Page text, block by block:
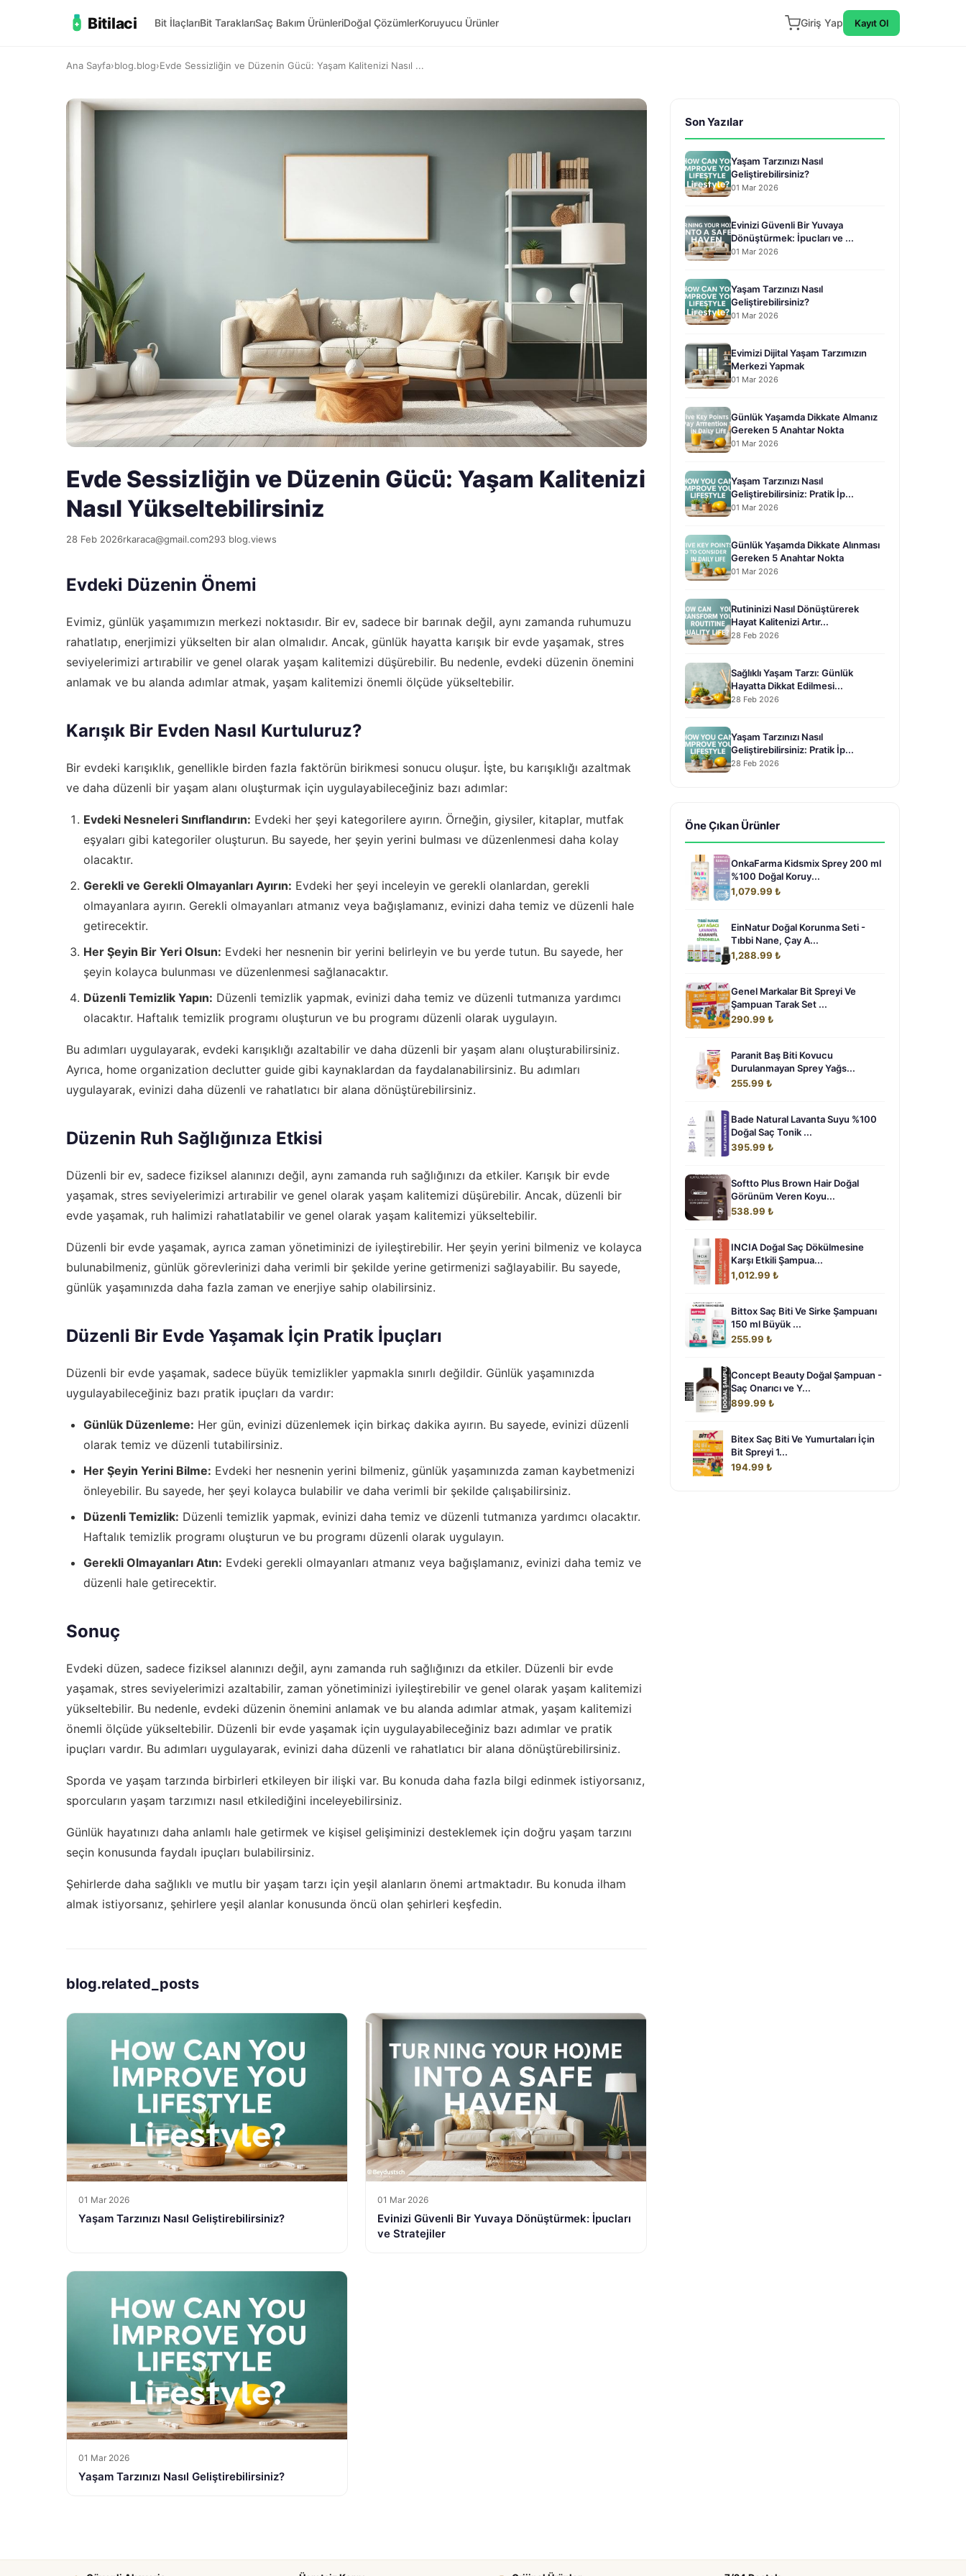
Bitilaci Bit İlaçlarıBit TaraklarıSaç Bakım ÜrünleriDoğal ÇözümlerKoruyucu Ürünler Giriş Yap Kayıt Ol
Ana Sayfa›blog.blog›Evde Sessizliğin ve Düzenin Gücü: Yaşam Kalitenizi Nasıl ...
Evde Sessizliğin ve Düzenin Gücü: Yaşam Kalitenizi
Nasıl Yükseltebilirsiniz
28 Feb 2026rkaraca@gmail.com293 blog.views
Evdeki Düzenin Önemi
Evimiz, günlük yaşamımızın merkezi noktasıdır. Bir ev, sadece bir barınak değil, aynı zamanda ruhumuzu
rahatlatıp, enerjimizi yükselten bir alan olmalıdır. Ancak, günlük hayatta karışık bir evde yaşamak, stres
seviyelerimizi artırabilir ve genel olarak yaşam kalitemizi düşürebilir. Bu nedenle, evdeki düzenin önemini
anlamak ve bu alanda adımlar atmak, yaşam kalitemizi önemli ölçüde yükseltebilir.
Karışık Bir Evden Nasıl Kurtuluruz?
Bir evdeki karışıklık, genellikle birden fazla faktörün birikmesi sonucu oluşur. İşte, bu karışıklığı azaltmak
ve daha düzenli bir yaşam alanı oluşturmak için uygulayabileceğiniz bazı adımlar:
Evdeki Nesneleri Sınıflandırın: Evdeki her şeyi kategorilere ayırın. Örneğin, giysiler, kitaplar, mutfak
eşyaları gibi kategoriler oluşturun. Bu sayede, her şeyin yerini bulması ve düzenlenmesi daha kolay
olacaktır.
Gerekli ve Gerekli Olmayanları Ayırın: Evdeki her şeyi inceleyin ve gerekli olanlardan, gerekli
olmayanlara ayırın. Gerekli olmayanları atmanız veya bağışlamanız, evinizi daha temiz ve düzenli hale
getirecektir.
Her Şeyin Bir Yeri Olsun: Evdeki her nesnenin bir yerini belirleyin ve bu yerde tutun. Bu sayede, her
şeyin kolayca bulunması ve düzenlenmesi sağlanacaktır.
Düzenli Temizlik Yapın: Düzenli temizlik yapmak, evinizi daha temiz ve düzenli tutmanıza yardımcı
olacaktır. Haftalık temizlik programı oluşturun ve bu programı düzenli olarak uygulayın.
Bu adımları uygulayarak, evdeki karışıklığı azaltabilir ve daha düzenli bir yaşam alanı oluşturabilirsiniz.
Ayrıca, home organization declutter guide gibi kaynaklardan da faydalanabilirsiniz. Bu adımları
uygulayarak, evinizi daha düzenli ve rahatlatıcı bir alana dönüştürebilirsiniz.
Düzenin Ruh Sağlığınıza Etkisi
Düzenli bir ev, sadece fiziksel alanınızı değil, aynı zamanda ruh sağlığınızı da etkiler. Karışık bir evde
yaşamak, stres seviyelerimizi artırabilir ve genel olarak yaşam kalitemizi düşürebilir. Ancak, düzenli bir
evde yaşamak, ruh halimizi rahatlatabilir ve genel olarak yaşam kalitemizi yükseltebilir.
Düzenli bir evde yaşamak, ayrıca zaman yönetiminizi de iyileştirebilir. Her şeyin yerini bilmeniz ve kolayca
bulunabilmeniz, günlük görevlerinizi daha verimli bir şekilde yerine getirmenizi sağlayabilir. Bu sayede,
günlük yaşamınızda daha fazla zaman ve enerjiye sahip olabilirsiniz.
Düzenli Bir Evde Yaşamak İçin Pratik İpuçları
Düzenli bir evde yaşamak, sadece büyük temizlikler yapmakla sınırlı değildir. Günlük yaşamınızda
uygulayabileceğiniz bazı pratik ipuçları da vardır:
Günlük Düzenleme: Her gün, evinizi düzenlemek için birkaç dakika ayırın. Bu sayede, evinizi düzenli
olarak temiz ve düzenli tutabilirsiniz.
Her Şeyin Yerini Bilme: Evdeki her nesnenin yerini bilmeniz, günlük yaşamınızda zaman kaybetmenizi
önleyebilir. Bu sayede, her şeyi kolayca bulabilir ve daha verimli bir şekilde çalışabilirsiniz.
Düzenli Temizlik: Düzenli temizlik yapmak, evinizi daha temiz ve düzenli tutmanıza yardımcı olacaktır.
Haftalık temizlik programı oluşturun ve bu programı düzenli olarak uygulayın.
Gerekli Olmayanları Atın: Evdeki gerekli olmayanları atmanız veya bağışlamanız, evinizi daha temiz ve
düzenli hale getirecektir.
Sonuç
Evdeki düzen, sadece fiziksel alanınızı değil, aynı zamanda ruh sağlığınızı da etkiler. Düzenli bir evde
yaşamak, stres seviyelerimizi azaltabilir, zaman yönetiminizi iyileştirebilir ve genel olarak yaşam kalitemizi
yükseltebilir. Bu nedenle, evdeki düzenin önemini anlamak ve bu alanda adımlar atmak, yaşam kalitemizi
önemli ölçüde yükseltebilir. Düzenli bir evde yaşamak için uygulayabileceğiniz bazı adımlar ve pratik
ipuçları vardır. Bu adımları uygulayarak, evinizi daha düzenli ve rahatlatıcı bir alana dönüştürebilirsiniz.
Sporda ve yaşam tarzında birbirleri etkileyen bir ilişki var. Bu konuda daha fazla bilgi edinmek istiyorsanız,
sporcuların yaşam tarzımızı nasıl etkilediğini inceleyebilirsiniz.
Günlük hayatınızı daha anlamlı hale getirmek ve kişisel gelişiminizi desteklemek için doğru yaşam tarzını
seçin konusunda faydalı ipuçları bulabilirsiniz.
Şehirlerde daha sağlıklı ve mutlu bir yaşam tarzı için yeşil alanların önemi artmaktadır. Bu konuda ilham
almak istiyorsanız, şehirlere yeşil alanlar konusunda öncü olan şehirleri keşfedin.
blog.related_posts
01 Mar 2026
Yaşam Tarzınızı Nasıl Geliştirebilirsiniz?
01 Mar 2026
Evinizi Güvenli Bir Yuvaya Dönüştürmek: İpucları
ve Stratejiler
01 Mar 2026
Yaşam Tarzınızı Nasıl Geliştirebilirsiniz?
Son Yazılar
Yaşam Tarzınızı Nasıl
Geliştirebilirsiniz?
01 Mar 2026
Evinizi Güvenli Bir Yuvaya
Dönüştürmek: İpucları ve ...
01 Mar 2026
Yaşam Tarzınızı Nasıl
Geliştirebilirsiniz?
01 Mar 2026
Evimizi Dijital Yaşam Tarzımızın
Merkezi Yapmak
01 Mar 2026
Günlük Yaşamda Dikkate Almanız
Gereken 5 Anahtar Nokta
01 Mar 2026
Yaşam Tarzınızı Nasıl
Geliştirebilirsiniz: Pratik İp...
01 Mar 2026
Günlük Yaşamda Dikkate Alınması
Gereken 5 Anahtar Nokta
01 Mar 2026
Rutininizi Nasıl Dönüştürerek
Hayat Kalitenizi Artır...
28 Feb 2026
Sağlıklı Yaşam Tarzı: Günlük
Hayatta Dikkat Edilmesi...
28 Feb 2026
Yaşam Tarzınızı Nasıl
Geliştirebilirsiniz: Pratik İp...
28 Feb 2026
Öne Çıkan Ürünler
OnkaFarma Kidsmix Sprey 200 ml
%100 Doğal Koruy...
1,079.99 ₺
EinNatur Doğal Korunma Seti -
Tıbbi Nane, Çay A...
1,288.99 ₺
Genel Markalar Bit Spreyi Ve
Şampuan Tarak Set ...
290.99 ₺
Paranit Baş Biti Kovucu
Durulanmayan Sprey Yağs...
255.99 ₺
Bade Natural Lavanta Suyu %100
Doğal Saç Tonik ...
395.99 ₺
Softto Plus Brown Hair Doğal
Görünüm Veren Koyu...
538.99 ₺
INCIA Doğal Saç Dökülmesine
Karşı Etkili Şampua...
1,012.99 ₺
Bittox Saç Biti Ve Sirke Şampuanı
150 ml Büyük ...
255.99 ₺
Concept Beauty Doğal Şampuan -
Saç Onarıcı ve Y...
899.99 ₺
Bitex Saç Biti Ve Yumurtaları İçin
Bit Spreyi 1...
194.99 ₺